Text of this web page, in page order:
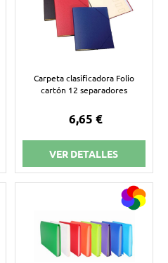
Carpeta clasificadora Folio
cartón 12 separadores
6,65 €
VER DETALLES